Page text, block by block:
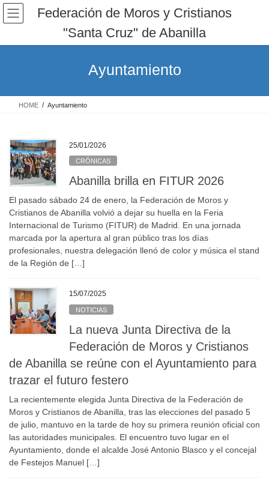
Saltar
Saltar
navegación
Federación de Moros y Cristianos
"Santa Cruz" de Abanilla
Ayuntamiento
HOME Ayuntamiento
25/01/2026
CRÓNICAS
Abanilla brilla en FITUR 2026
El pasado sábado 24 de enero, la Federación de Moros y
Cristianos de Abanilla volvió a dejar su huella en la Feria
Internacional de Turismo (FITUR) de Madrid. En una jornada
marcada por la apertura al gran público tras los días
profesionales, nuestra delegación llenó de color y música el stand
de la Región de […]
15/07/2025
NOTICIAS
La nueva Junta Directiva de la
Federación de Moros y Cristianos
de Abanilla se reúne con el Ayuntamiento para
trazar el futuro festero
La recientemente elegida Junta Directiva de la Federación de
Moros y Cristianos de Abanilla, tras las elecciones del pasado 5
de julio, mantuvo en la tarde de hoy su primera reunión oficial con
las autoridades municipales. El encuentro tuvo lugar en el
Ayuntamiento, donde el alcalde José Antonio Blasco y el concejal
de Festejos Manuel […]